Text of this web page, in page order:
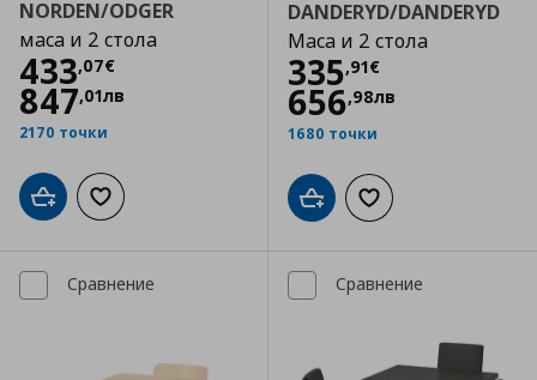
NORDEN/ODGER
маса и 2 стола
433,07€
Цена
847,01лв
2170 точки
Добави в кошницата
Добави към списъка с любими
DANDERYD/DANDERYD
Маса и 2 стола
335,91€
Цена
656,98лв
1680 точки
Добави в кошницата
Добави към
Сравнение Сравнение